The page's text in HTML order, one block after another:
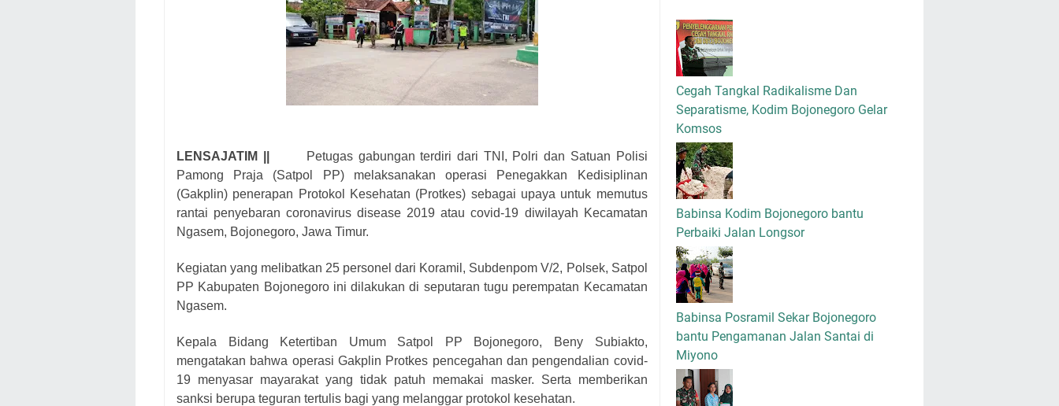
LENSAJATIM ||
Petugas gabungan terdiri dari TNI, Polri dan Satuan Polisi
Pamong Praja (Satpol PP) melaksanakan operasi Penegakkan Kedisiplinan
(Gakplin) penerapan Protokol Kesehatan (Protkes) sebagai upaya untuk memutus
rantai penyebaran coronavirus disease 2019 atau covid-19 diwilayah Kecamatan
Ngasem, Bojonegoro, Jawa Timur.
Kegiatan yang melibatkan 25 personel dari Koramil, Subdenpom V/2, Polsek, Satpol
PP Kabupaten Bojonegoro ini dilakukan di seputaran tugu perempatan Kecamatan
Ngasem.
Kepala Bidang Ketertiban Umum Satpol PP Bojonegoro, Beny Subiakto,
mengatakan bahwa operasi Gakplin Protkes pencegahan dan pengendalian covid-
19 menyasar mayarakat yang tidak patuh memakai masker. Serta memberikan
sanksi berupa teguran tertulis bagi yang melanggar protokol kesehatan.
Cegah Tangkal Radikalisme Dan
Separatisme, Kodim Bojonegoro Gelar
Komsos
Babinsa Kodim Bojonegoro bantu
Perbaiki Jalan Longsor
Babinsa Posramil Sekar Bojonegoro
bantu Pengamanan Jalan Santai di
Miyono